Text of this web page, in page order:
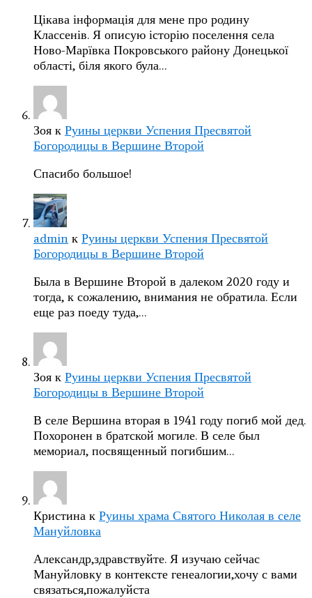
Цікава інформація для мене про родину
Классенів. Я описую історію поселення села
Ново-Марївка Покровського району Донецької
області, біля якого була…
Зоя к Руины церкви Успения Пресвятой
Богородицы в Вершине Второй
Спасибо большое!
admin к Руины церкви Успения Пресвятой
Богородицы в Вершине Второй
Была в Вершине Второй в далеком 2020 году и
тогда, к сожалению, внимания не обратила. Если
еще раз поеду туда,…
Зоя к Руины церкви Успения Пресвятой
Богородицы в Вершине Второй
В селе Вершина вторая в 1941 году погиб мой дед.
Похоронен в братской могиле. В селе был
мемориал, посвященный погибшим…
Кристина к Руины храма Святого Николая в селе
Мануйловка
Александр,здравствуйте. Я изучаю сейчас
Мануйловку в контексте генеалогии,хочу с вами
связаться,пожалуйста